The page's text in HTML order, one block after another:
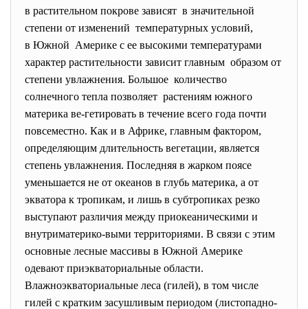
в растительном покрове зависят в значительной
степени от изменений температурных условий,
в Южной Америке с ее высокими температурами
характер растительности зависит главным образом от
степени увлажнения. Большое количество
солнечного тепла позволяет растениям южного
материка ве-гетировать в течение всего года почти
повсеместно. Как и в Африке, главным фактором,
определяющим длительность вегетации, является
степень увлажнения. Последняя в жарком поясе
уменьшается не от океанов в глубь материка, а от
экватора к тропикам, и лишь в субтропиках резко
выступают различия между приокеаническими и
внутриматерико-выми территориями. В связи с этим
основные лесные массивы в Южной Америке
одевают приэкваториальные области.
Влажноэкваториальные леса (гилей), в том числе
гилей с кратким засушливым периодом (листопадно-